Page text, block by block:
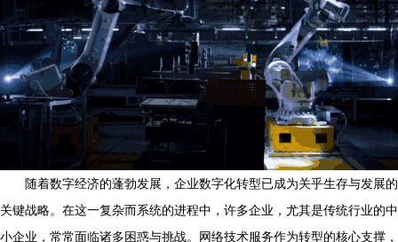
随着数字经济的蓬勃发展，企业数字化转型已成为关乎生存与发展的
关键战略。在这一复杂而系统的进程中，许多企业，尤其是传统行业的中
小企业，常常面临诸多困惑与挑战。网络技术服务作为转型的核心支撑，